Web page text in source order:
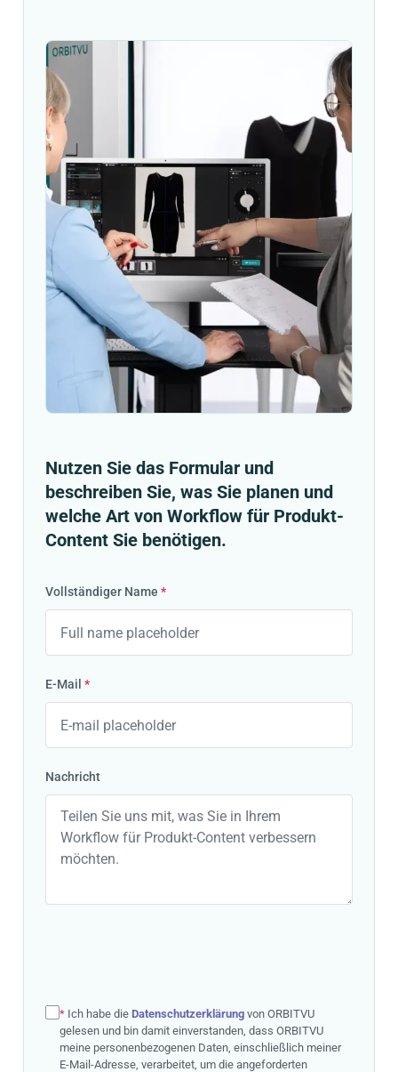
Nutzen Sie das Formular und
beschreiben Sie, was Sie planen und
welche Art von Workflow für Produkt-
Content Sie benötigen.
Vollständiger Name *
E-Mail *
Nachricht
* Ich habe die Datenschutzerklärung von ORBITVU
gelesen und bin damit einverstanden, dass ORBITVU
meine personenbezogenen Daten, einschließlich meiner
E-Mail-Adresse, verarbeitet, um die angeforderten